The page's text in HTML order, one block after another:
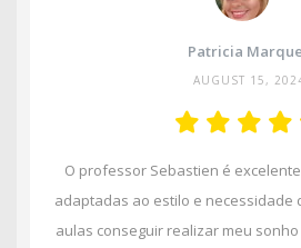
Patricia
AUGUST 15,
O professor Sebastien é
adaptadas ao estilo e necessidade
aulas conseguir realizar meu